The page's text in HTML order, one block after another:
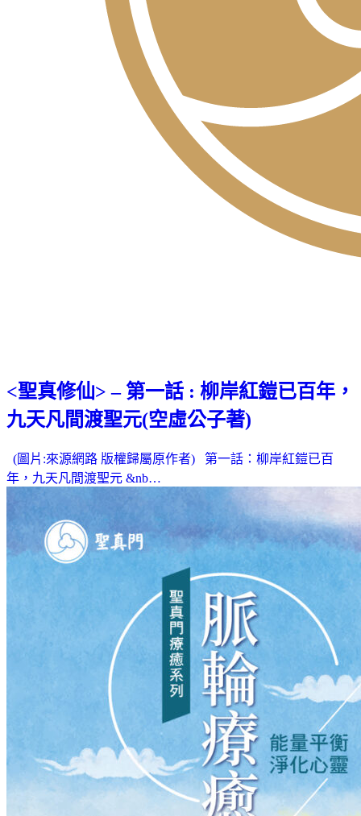
<聖真修仙> – 第一話 : 柳岸紅鎧已百年，
九天凡間渡聖元(空虛公子著)
(圖片:來源網路 版權歸屬原作者) 第一話：柳岸紅鎧已百
年，九天凡間渡聖元 &nb…